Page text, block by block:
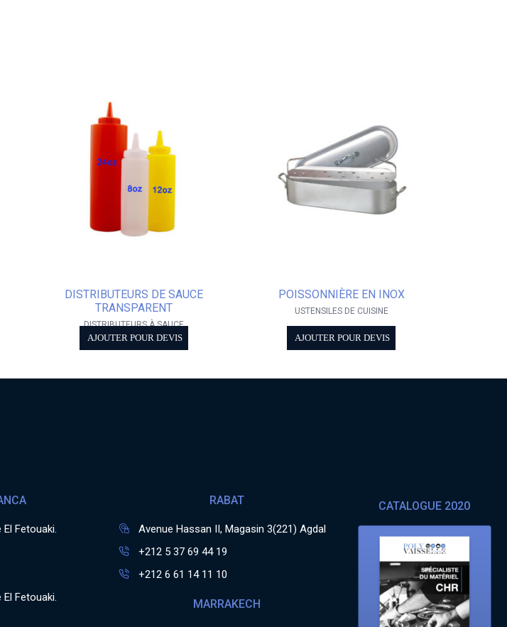
DISTRIBUTEURS DE SAUCE
TRANSPARENT
DISTRIBUTEURS À SAUCE
AJOUTER POUR DEVIS
POISSONNIÈRE EN INOX
USTENSILES DE CUISINE
AJOUTER POUR DEVIS
Fetouaki.
Fetouaki.
RABAT
Avenue Hassan II, Magasin 3(221) Agdal
+212 5 37 69 44 19
+212 6 61 14 11 10
MARRAKECH
CATALOGUE 2020